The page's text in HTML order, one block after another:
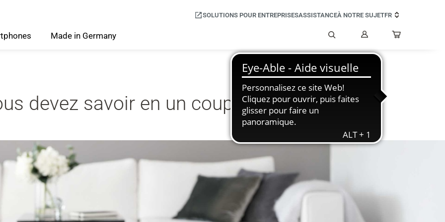
SOLUTIONS POUR ENTREPRISESASSISTANCEÀ NOTRE SUJETFR
Recherchercompte
Made in Germany
devez savoir en un coup d'œil